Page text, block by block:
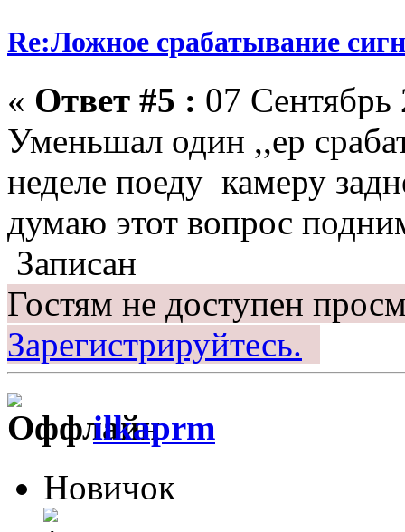
Re:Ложное срабатывание
« Ответ #5 : 07
Уменьшал один ,,ер
неделе поеду камеру
думаю этот вопрос
Записан
Гостям не доступен
Зарегистрируйтесь.
ilkaprm
Новичок